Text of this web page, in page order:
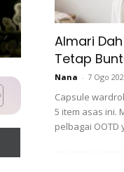
Almari Dah
Tetap
Nana - 7 Ogo
Capsule
5 item asas ini.
pelbagai OOTD